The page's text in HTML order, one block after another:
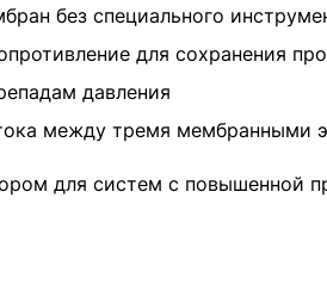
без специального
для сохранения
давления
между тремя мембранными
для систем с повышенной